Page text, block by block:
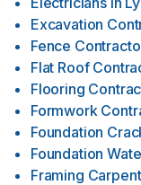
Excavation
Fence
Flat Roof
Flooring
Formwork
Foundation
Foundation
Framing